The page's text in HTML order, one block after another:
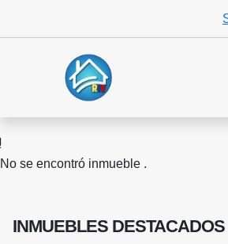
No se encontró inmueble .
INMUEBLES DESTACADOS